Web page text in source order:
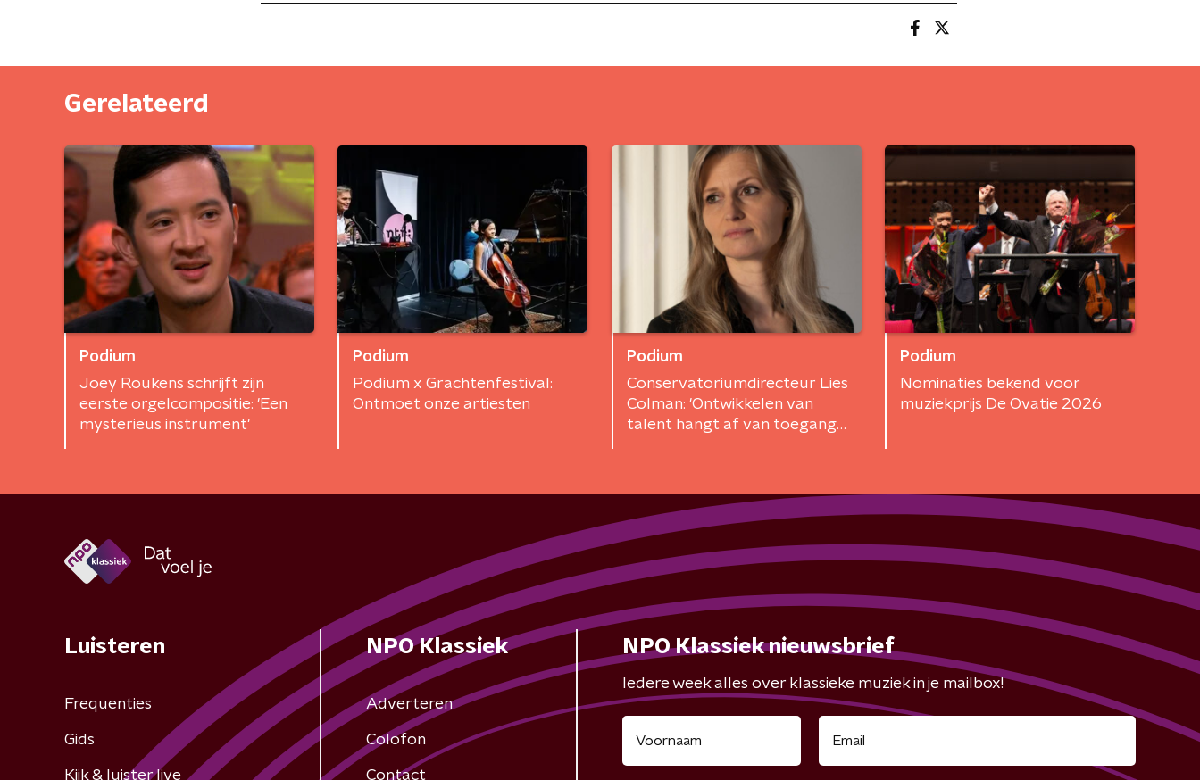
Gerelateerd
Podium
Joey Roukens schrijft zijn
eerste orgelcompositie: 'Een
mysterieus instrument'
Podium
Podium x Grachtenfestival:
Ontmoet onze artiesten
Podium
Conservatoriumdirecteur Lies
Colman: 'Ontwikkelen van
talent hangt af van toegang
Podium
Nominaties bekend voor
muziekprijs De Ovatie 2026
Luisteren
Frequenties
Gids
Kijk & luister live
NPO Klassiek
Adverteren
Colofon
Contact
NPO Klassiek nieuwsbrief
Iedere week alles over klassieke muziek in je mailbox!